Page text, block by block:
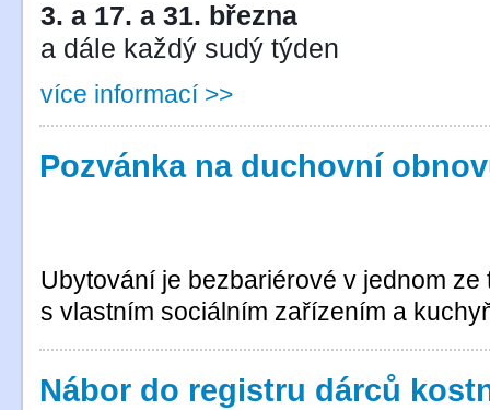
3. a 17. a 31. března
a dále každý sudý týden
více informací >>
Pozvánka na duchovní
Ubytování je bezbariérové v jednom
s vlastním sociálním zařízením a
Nábor do registru dárců